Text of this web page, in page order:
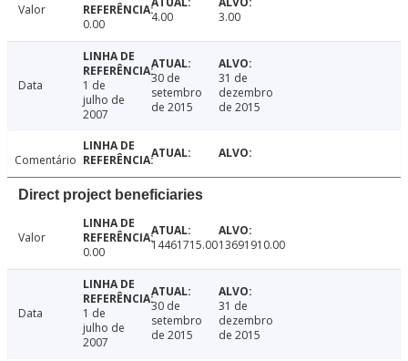
Valor
0.00
4.00 3.00
Data
1 de
julho de
2007
30 de
setembro
de 2015
31 de
dezembro
de 2015
Comentário
Direct project beneficiaries
Valor
0.00
14461715.0013691910.00
Data
1 de
julho de
2007
30 de
setembro
de 2015
31 de
dezembro
de 2015